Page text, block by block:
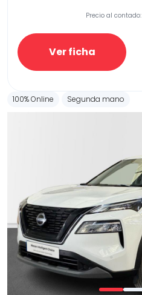
Precio al contado:
Ver ficha
100% Online Segunda mano